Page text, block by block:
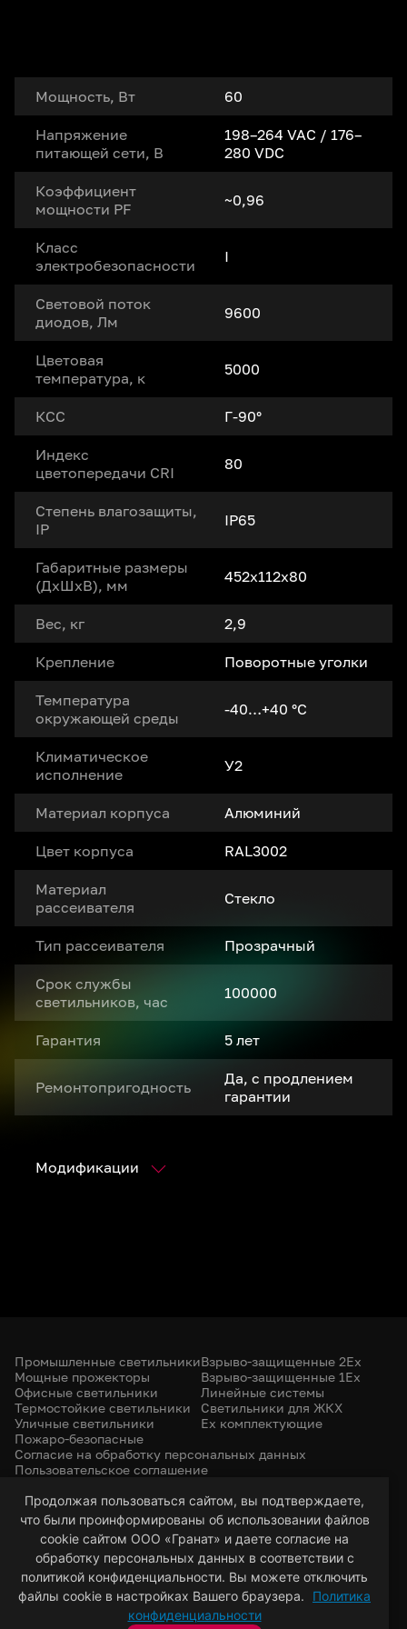
Мощность, Вт 60
Напряжение
питающей сети, В
198–264 VAC / 176–
280 VDC
Коэффициент
мощности PF
~0,96
Класс
электробезопасности
I
Световой поток
диодов, Лм
9600
Цветовая
температура, к
5000
КСС Г-90°
Индекс
цветопередачи CRI
80
Степень влагозащиты,
IP
IP65
Габаритные размеры
(ДxШxВ), мм
452x112x80
Вес, кг 2,9
Крепление Поворотные уголки
Температура
окружающей среды
-40…+40 °С
Климатическое
исполнение
У2
Материал корпуса Алюминий
Цвет корпуса RAL3002
Материал
рассеивателя
Стекло
Тип рассеивателя Прозрачный
Срок службы
светильников, час
100000
Гарантия 5 лет
Ремонтопригодность
Да, с продлением
гарантии
Модификации
Продолжая пользоваться сайтом, вы подтверждаете,
что были проинформированы об использовании файлов
cookie сайтом ООО «Гранат» и даете согласие на
обработку персональных данных в соответствии с
политикой конфиденциальности. Вы можете отключить
файлы cookie в настройках Вашего браузера.
Политика
конфиденциальности
Промышленные светильники
Мощные прожекторы
Офисные светильники
Термостойкие светильники
Уличные светильники
Пожаро-безопасные
Взрыво-защищенные 2Ex
Взрыво-защищенные 1Ex
Линейные системы
Светильники для ЖКХ
Ex комплектующие
Согласие на обработку персональных данных
Пользовательское соглашение
+7 (385) 299-31-31
led-22@bk.ru
г. Барнаул, 656053
ул. Северо-Западная, 57/99
© 2026 Гранат — светотехническая компания